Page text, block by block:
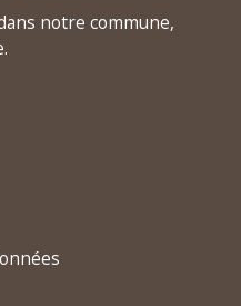
notre commune,